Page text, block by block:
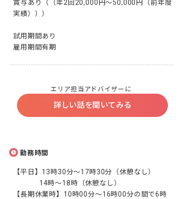
賞与あり（（年2回20,000円～50,000円（前年度
実績）））
試用期間あり
雇用期間有期
エリア担当アドバイザーに
詳しい話を聞いてみる
勤務時間
【平日】13時30分～17時30分（休憩なし）
【長期休業時】10時00分～16時00分の間で6時